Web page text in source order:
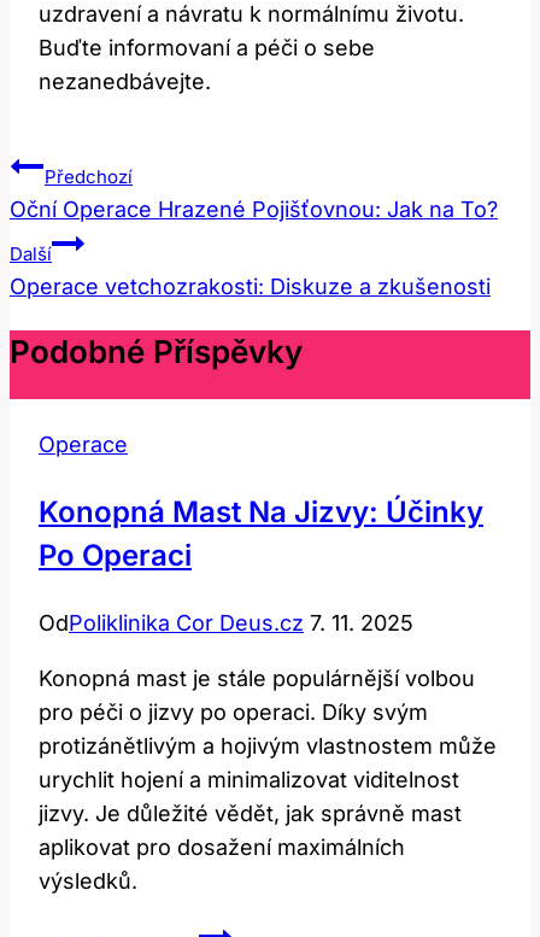
uzdravení ​a ⁣návratu k normálnímu ⁣životu.
Buďte informovaní a péči o​ sebe
nezanedbávejte.
Navigace
Pro
Příspěvek
Předchozí
Oční Operace Hrazené Pojišťovnou: Jak na To?
Další
Operace vetchozrakosti: Diskuze a zkušenosti
Podobné Příspěvky
Operace
Konopná Mast Na Jizvy: Účinky
Po Operaci
OdPoliklinika Cor Deus.cz 7. 11. 2025
Konopná mast je stále populárnější volbou
pro péči o jizvy po operaci. Díky svým
protizánětlivým a hojivým vlastnostem může
urychlit hojení a minimalizovat viditelnost
jizvy. Je důležité vědět, jak správně mast
aplikovat pro dosažení maximálních
výsledků.